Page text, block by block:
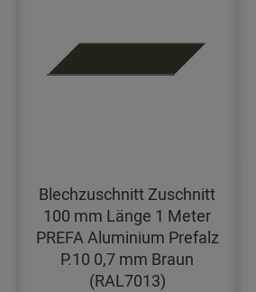
Blechzuschnitt Zuschnitt
100 mm Länge 1 Meter
PREFA Aluminium Prefalz
P.10 0,7 mm Braun
(RAL7013)